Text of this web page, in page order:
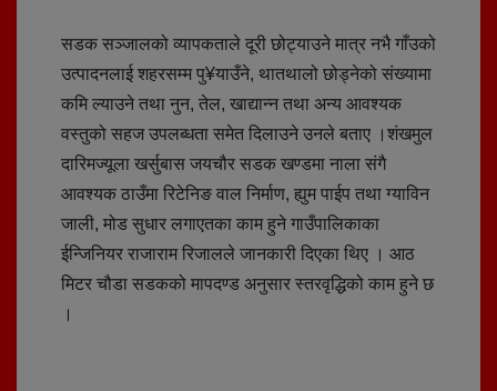
सडक सञ्जालको व्यापकताले दूरी छोट्याउने मात्र नभै गाँउको
उत्पादनलाई शहरसम्म पु¥याउँने, थातथालो छोड्नेको संख्यामा
कमि ल्याउने तथा नुन, तेल, खाद्यान्न तथा अन्य आवश्यक
वस्तुको सहज उपलब्धता समेत दिलाउने उनले बताए ।शंखमुल
दारिमज्यूला खर्सुबास जयचौर सडक खण्डमा नाला संगै
आवश्यक ठाउँमा रिटेनिङ वाल निर्माण, ह्युम पाईप तथा ग्याविन
जाली, मोड सुधार लगाएतका काम हुने गाउँपालिकाका
ईन्जिनियर राजाराम रिजालले जानकारी दिएका थिए । आठ
मिटर चौडा सडकको मापदण्ड अनुसार स्तरवृद्धिको काम हुने छ
।